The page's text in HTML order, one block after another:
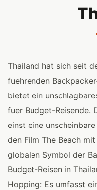
Thailand hat sich seit
fuehrenden
bietet ein
fuer Budget-Reisende.
einst eine
den Film The Beach
globalen Symbol der
Budget-Reisen in
Hopping: Es umfasst